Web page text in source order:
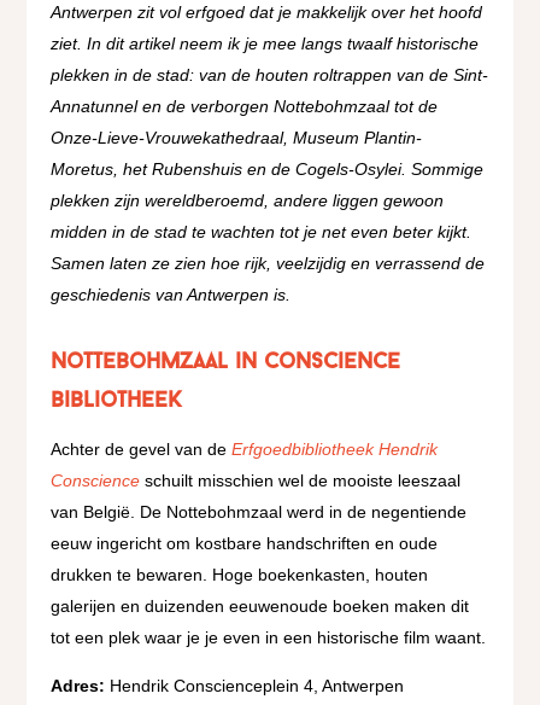
Antwerpen zit vol erfgoed dat je makkelijk over het hoofd
ziet. In dit artikel neem ik je mee langs twaalf historische
plekken in de stad: van de houten roltrappen van de Sint-
Annatunnel en de verborgen Nottebohmzaal tot de
Onze-Lieve-Vrouwekathedraal, Museum Plantin-
Moretus, het Rubenshuis en de Cogels-Osylei. Sommige
plekken zijn wereldberoemd, andere liggen gewoon
midden in de stad te wachten tot je net even beter kijkt.
Samen laten ze zien hoe rijk, veelzijdig en verrassend de
geschiedenis van Antwerpen is.
Nottebohmzaal in Conscience
bibliotheek
Achter de gevel van deErfgoedbibliotheek Hendrik
Conscience schuilt misschien wel de mooiste leeszaal
van België. De Nottebohmzaal werd in de negentiende
eeuw ingericht om kostbare handschriften en oude
drukken te bewaren. Hoge boekenkasten, houten
galerijen en duizenden eeuwenoude boeken maken dit
tot een plek waar je je even in een historische film waant.
Adres: Hendrik Conscienceplein 4, Antwerpen